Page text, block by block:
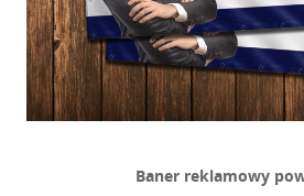
Baner reklamowy